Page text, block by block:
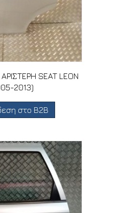
SEAT LEON
2013)
στο B2B